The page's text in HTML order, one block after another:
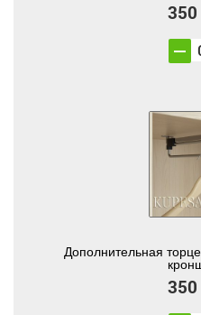
350
Дополнительная
350